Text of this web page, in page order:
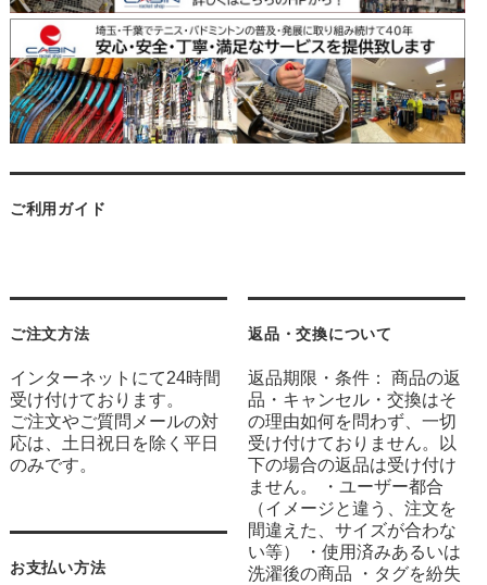
ご利用ガイド
ご注文方法
インターネットにて24時間
受け付けております。
ご注文やご質問メールの対
応は、土日祝日を除く平日
のみです。
お支払い方法
返品・交換について
返品期限・条件： 商品の返
品・キャンセル・交換はそ
の理由如何を問わず、一切
受け付けておりません。以
下の場合の返品は受け付け
ません。 ・ユーザー都合
（イメージと違う、注文を
間違えた、サイズが合わな
い等） ・使用済みあるいは
洗濯後の商品 ・タグを紛失